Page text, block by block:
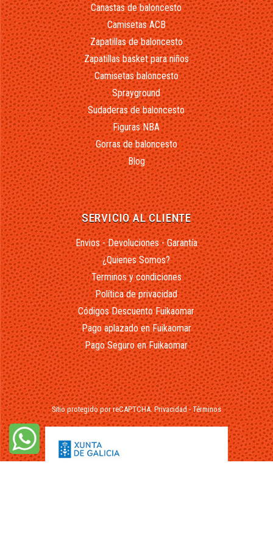
Canastas de baloncesto
Camisetas ACB
Zapatillas de baloncesto
Zapatillas basket para niños
Camisetas baloncesto
Sprayground
Sudaderas de baloncesto
Figuras NBA
Gorras de baloncesto
Blog
SERVICIO AL CLIENTE
Envios - Devoluciones - Garantía
¿Quienes Somos?
Terminos y condiciones
Política de privacidad
Códigos Descuento Fuikaomar
Pago aplazado en Fuikaomar
Pago Seguro en Fuikaomar
Sitio protegido por reCAPTCHA.Privacidad-Términos